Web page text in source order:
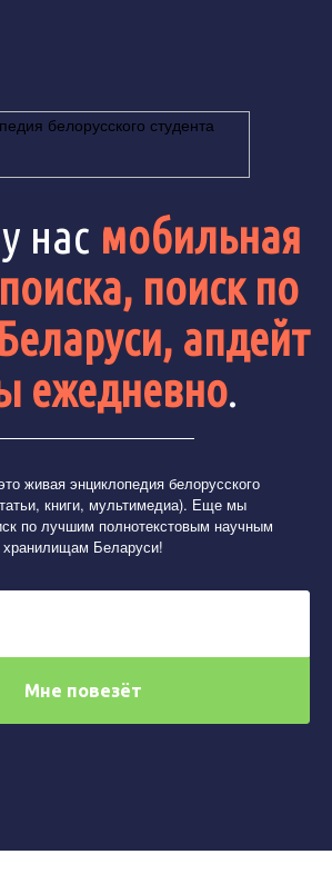
нас мобильная
поиск по
апдейт
ежедневно.
живая энциклопедия белорусского
книги, мультимедиа). Еще мы
по лучшим полнотекстовым научным
хранилищам Беларуси!